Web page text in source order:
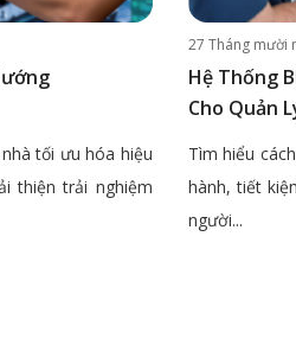
tối ưu hóa hiệu
thiện trải nghiệm
27 Tháng mười
Hệ Thống
Cho Quản
Tìm hiểu
hành, tiết
người...